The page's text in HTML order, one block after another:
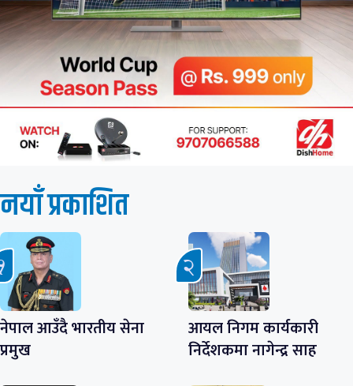
नयाँ प्रकाशित
नेपाल आउँदै भारतीय सेना
प्रमुख
आयल निगम कार्यकारी
निर्देशकमा नागेन्द्र साह